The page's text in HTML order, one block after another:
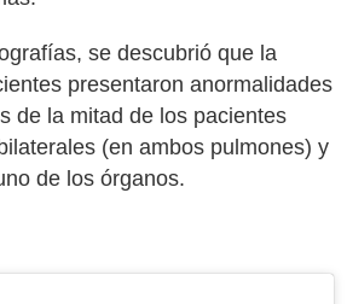
se descubrió que la
presentaron anormalidades
de la mitad de los pacientes
(en ambos pulmones) y
de los órganos.